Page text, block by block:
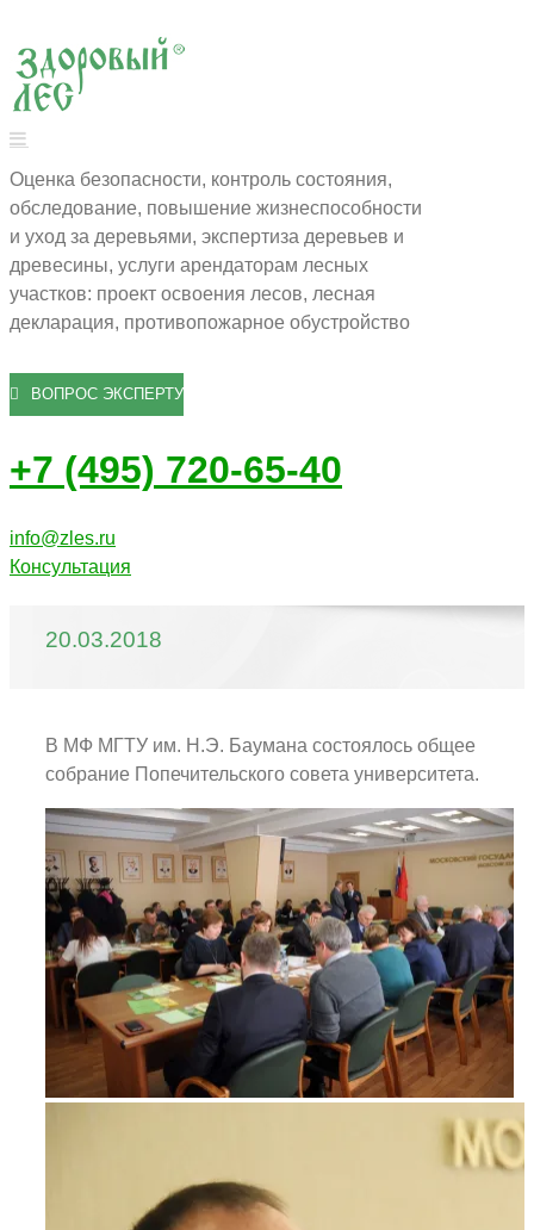
Оценка безопасности, контроль состояния,
обследование, повышение жизнеспособности
и уход за деревьями, экспертиза деревьев и
древесины, услуги арендаторам лесных
участков: проект освоения лесов, лесная
декларация, противопожарное обустройство
ВОПРОС ЭКСПЕРТУ
+7 (495) 720-65-40
info@zles.ru
Консультация
20.03.2018
В МФ МГТУ им. Н.Э. Баумана состоялось общее
собрание Попечительского совета университета.